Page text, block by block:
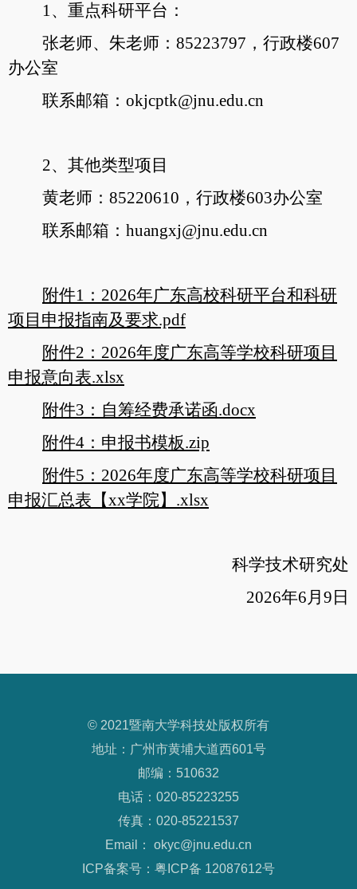
1、重点科研平台：
张老师、朱老师：85223797，行政楼607
办公室
联系邮箱：okjcptk@jnu.edu.cn
2、其他类型项目
黄老师：85220610，行政楼603办公室
联系邮箱：huangxj@jnu.edu.cn
附件1：2026年广东高校科研平台和科研
项目申报指南及要求.pdf
附件2：2026年度广东高等学校科研项目
申报意向表.xlsx
附件3：自筹经费承诺函.docx
附件4：申报书模板.zip
附件5：2026年度广东高等学校科研项目
申报汇总表【xx学院】.xlsx
科学技术研究处
2026年6月9日
© 2021暨南大学科技处版权所有
地址：广州市黄埔大道西601号
邮编：510632
电话：020-85223255
传真：020-85221537
Email： okyc@jnu.edu.cn
ICP备案号：粤ICP备 12087612号